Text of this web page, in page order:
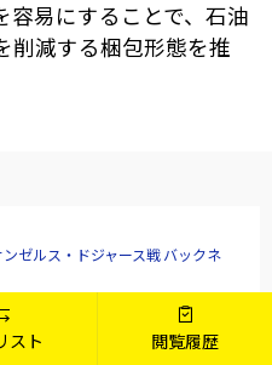
容易にすることで、石油
削減する梱包形態を推
ゼルス・ドジャース戦 バックネ
スト 閲覧履歴